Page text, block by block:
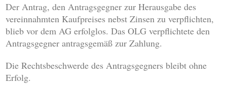
Der Antrag, den Antragsgegner zur Herausgabe des
vereinnahmten Kaufpreises nebst Zinsen zu verpflichten,
blieb vor dem AG erfolglos. Das OLG verpflichtete den
Antragsgegner antragsgemäß zur Zahlung.
Die Rechtsbeschwerde des Antragsgegners bleibt ohne
Erfolg.